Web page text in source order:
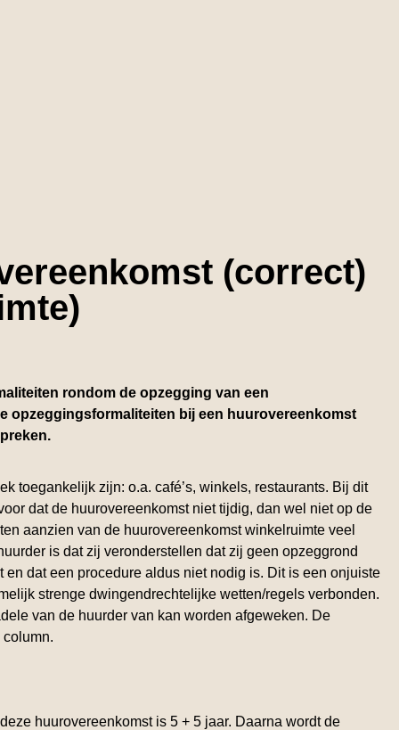
(correct)
rondom de opzegging van een
opzeggingsformaliteiten bij een huurovereenkomst
toegankelijk zijn: o.a. café’s, winkels, restaurants. Bij dit
dat de huurovereenkomst niet tijdig, dan wel niet op de
aanzien van de huurovereenkomst winkelruimte veel
is dat zij veronderstellen dat zij geen opzeggrond
dat een procedure aldus niet nodig is. Dit is een onjuiste
strenge dwingendrechtelijke wetten/regels verbonden.
van de huurder van kan worden afgeweken. De
huurovereenkomst is 5 + 5 jaar. Daarna wordt de